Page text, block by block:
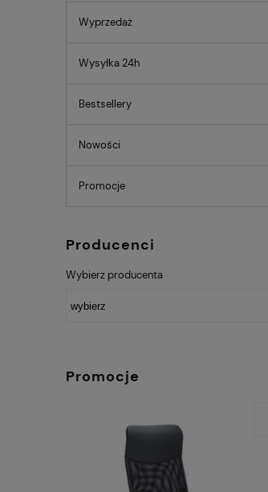
Wyprzedaż
Wysyłka 24h
Bestsellery
Nowości
Promocje
Producenci
Wybierz producenta
Promocje